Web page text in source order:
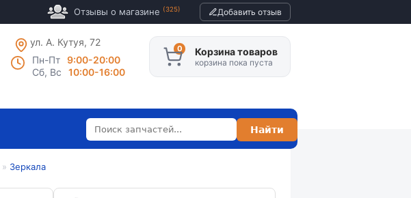
Отзывы о магазине (325) Добавить отзыв
ул. А. Кутуя, 72
Пн-Пт
9:00-20:00
Сб, Вс
10:00-16:00
Корзина товаров
корзина пока пуста
» Зеркала